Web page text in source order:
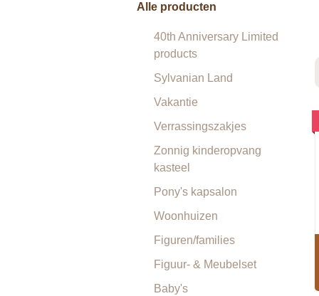
Alle producten
40th Anniversary Limited
products
Sylvanian Land
Vakantie
Verrassingszakjes
Zonnig kinderopvang
kasteel
Pony's kapsalon
Woonhuizen
Figuren/families
Figuur- & Meubelset
Baby's